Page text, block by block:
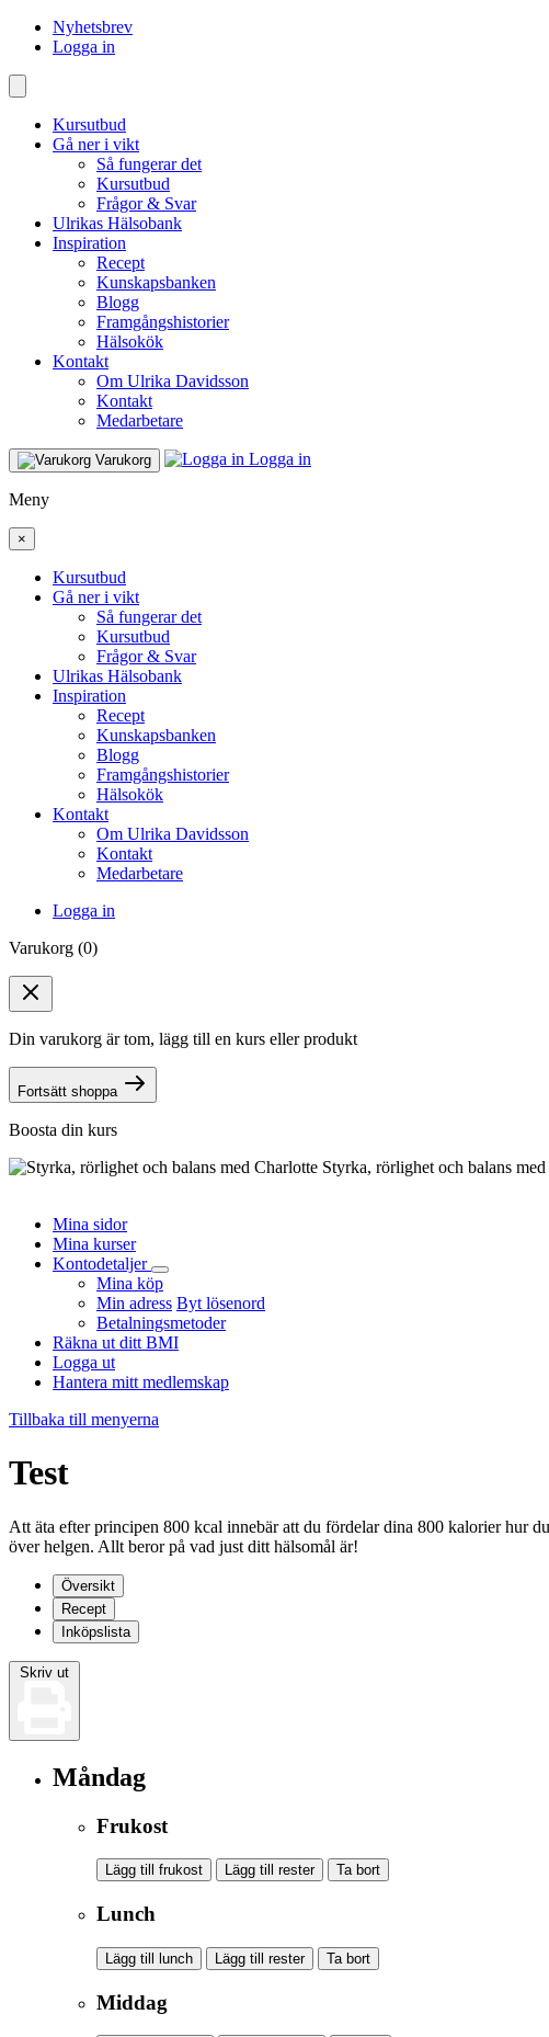
Nyhetsbrev
Logga in
Kursutbud
Gå ner i vikt
Så fungerar det
Kursutbud
Frågor & Svar
Ulrikas Hälsobank
Inspiration
Recept
Kunskapsbanken
Blogg
Framgångshistorier
Hälsokök
Kontakt
Om Ulrika Davidsson
Kontakt
Medarbetare
Varukorg Logga in
Meny
×
Kursutbud
Gå ner i vikt
Så fungerar det
Kursutbud
Frågor & Svar
Ulrikas Hälsobank
Inspiration
Recept
Kunskapsbanken
Blogg
Framgångshistorier
Hälsokök
Kontakt
Om Ulrika Davidsson
Kontakt
Medarbetare
Logga in
Varukorg (0)
Din varukorg är tom, lägg till en kurs eller produkt
Fortsätt shoppa
Boosta din kurs
Styrka, rörlighet och balans
Mina sidor
Mina kurser
Kontodetaljer
Mina köp
Min adress Byt lösenord
Betalningsmetoder
Räkna ut ditt BMI
Logga ut
Hantera mitt medlemskap
Tillbaka till menyerna
Test
Att äta efter principen 800 kcal innebär att du fördelar dina 800 kalorier hur
över helgen. Allt beror på vad just ditt hälsomål är!
Översikt
Recept
Inköpslista
Måndag
Frukost
Lägg till frukost Lägg till rester Ta bort
Lunch
Lägg till lunch Lägg till rester Ta bort
Middag